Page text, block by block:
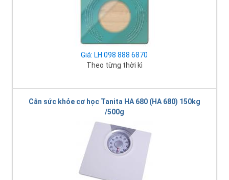
Giá: LH 098 888 6870
Theo từng thời kì
Cân sức khỏe cơ học Tanita HA 680 (HA 680) 150kg
/500g